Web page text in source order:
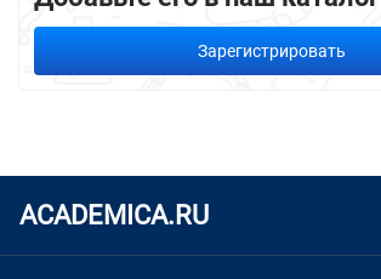
Зарегистрировать
ACADEMICA.RU